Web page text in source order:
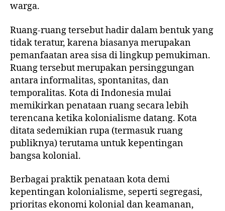
warga.
Ruang-ruang tersebut hadir dalam bentuk yang
tidak teratur, karena biasanya merupakan
pemanfaatan area sisa di lingkup pemukiman.
Ruang tersebut merupakan persinggungan
antara informalitas, spontanitas, dan
temporalitas. Kota di Indonesia mulai
memikirkan penataan ruang secara lebih
terencana ketika kolonialisme datang. Kota
ditata sedemikian rupa (termasuk ruang
publiknya) terutama untuk kepentingan
bangsa kolonial.
Berbagai praktik penataan kota demi
kepentingan kolonialisme, seperti segregasi,
prioritas ekonomi kolonial dan keamanan,